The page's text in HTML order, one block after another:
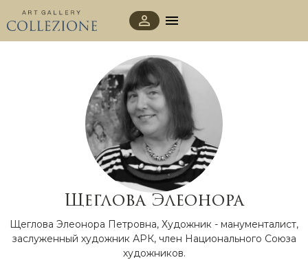
Щеглова Элеонора
Щеглова Элеонора Петровна, Художник - манументалист,
заслуженный художник АРК, член Национального Союза
художников.